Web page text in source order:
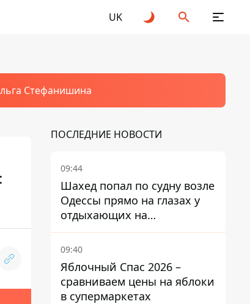
UK
Стефанишина
ПОСЛЕДНИЕ НОВОСТИ
09:44
Шахед попал по судну возле
Одессы прямо на глазах у
отдыхающих на
переполненном пляже
09:40
Яблочный Спас 2026 –
сравниваем цены на яблоки
в супермаркетах